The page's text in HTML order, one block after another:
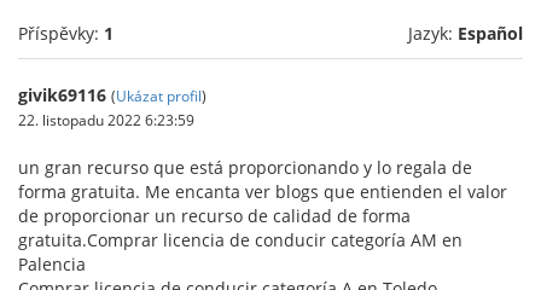
Příspěvky: 1 Jazyk: Español
givik69116 (Ukázat profil)
22. listopadu 2022 6:23:59
un gran recurso que está proporcionando y lo regala de
forma gratuita. Me encanta ver blogs que entienden el valor
de proporcionar un recurso de calidad de forma
gratuita.Comprar licencia de conducir categoría AM en
Palencia